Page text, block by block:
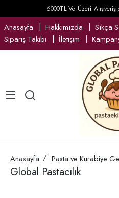
6000TL Ve Üzeri
Anasayfa Hakkımızda
Sıkça
Sipariş Takibi
İletişim
Anasayfa Pasta ve Kurabiye
Global Pastacılık